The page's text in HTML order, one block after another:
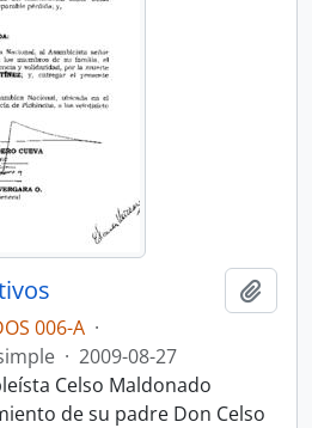
006-A ·
· 2009-08-27
Celso Maldonado
de su padre Don Celso